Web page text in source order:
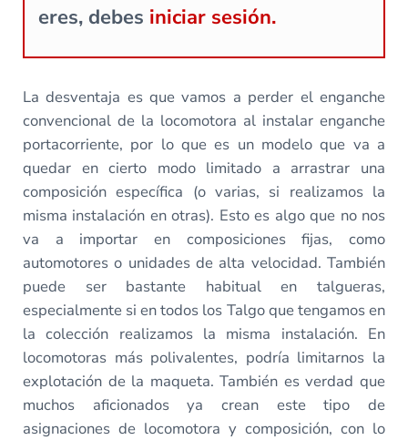
eres, debes iniciar sesión.
La desventaja es que vamos a perder el enganche
convencional de la locomotora al instalar enganche
portacorriente, por lo que es un modelo que va a
quedar en cierto modo limitado a arrastrar una
composición específica (o varias, si realizamos la
misma instalación en otras). Esto es algo que no nos
va a importar en composiciones fijas, como
automotores o unidades de alta velocidad. También
puede ser bastante habitual en talgueras,
especialmente si en todos los Talgo que tengamos en
la colección realizamos la misma instalación. En
locomotoras más polivalentes, podría limitarnos la
explotación de la maqueta. También es verdad que
muchos aficionados ya crean este tipo de
asignaciones de locomotora y composición, con lo